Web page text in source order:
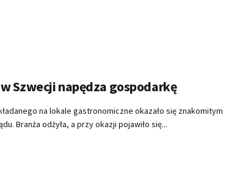
Szwecji napędza gospodarkę
na lokale gastronomiczne okazało się znakomitym
Branża odżyła, a przy okazji pojawiło się...